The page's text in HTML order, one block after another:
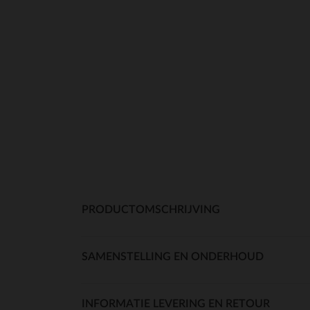
PRODUCTOMSCHRIJVING
SAMENSTELLING EN ONDERHOUD
INFORMATIE LEVERING EN RETOUR